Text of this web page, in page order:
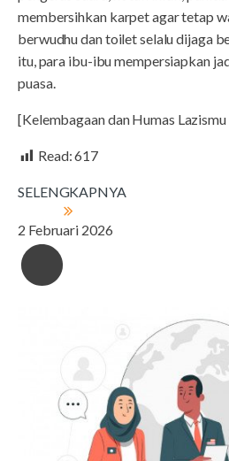
membersihkan karpet agar tetap
berwudhu dan toilet selalu dijaga
itu, para ibu-ibu mempersiapkan
puasa.
[Kelembagaan dan Humas
Read:617
SELENGKAPNYA
2 Februari 2026